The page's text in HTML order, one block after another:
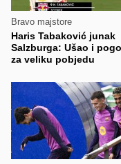
Bravo majstore
Haris Tabaković junak
Salzburga: Ušao i
za veliku pobjedu